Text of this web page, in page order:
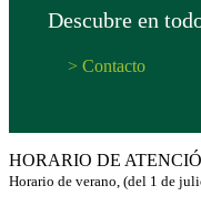
Descubre en
> Contacto
HORARIO DE
Horario de verano, (del 1 de